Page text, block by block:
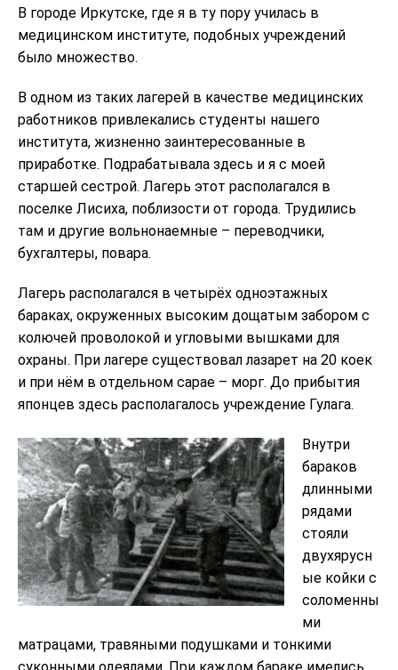
В городе Иркутске, где я в ту пору училась в
медицинском институте, подобных учреждений
было множество.
В одном из таких лагерей в качестве медицинских
работников привлекались студенты нашего
института, жизненно заинтересованные в
приработке. Подрабатывалa здесь и я с моей
старшей сестрой. Лагерь этот располагался в
поселке Лисиха, поблизости от города. Трудились
там и другие вольнонаемные – переводчики,
бухгалтеры, повара.
Лагерь располагался в четырёх одноэтажных
бараках, окруженных высоким дощатым забором с
колючей проволoкой и угловыми вышками для
охраны. При лагере существовал лазарет на 20 коек
и при нём в отдельном сарае – морг. До прибытия
японцев здесь располагалось учреждение Гулага.
Внутри
бараков
длинными
рядами
стояли
двухярусн
ые койки с
соломенны
ми
матрацами, травяными подушками и тонкими